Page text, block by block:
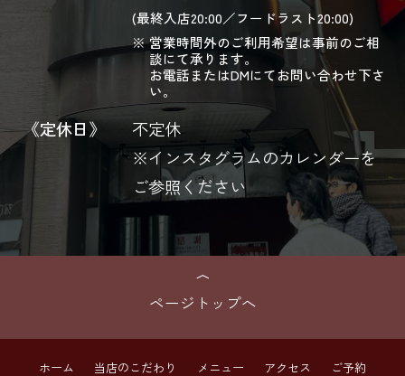
(最終入店20:00／フードラスト20:00)
営業時間外のご利用希望は事前のご相
談にて承ります。
お電話またはDMにてお問い合わせ下さ
い。
《定休日》
不定休
※インスタグラムのカレンダーを
ご参照ください
ページトップへ
ホーム 当店のこだわり メニュー アクセス ご予約